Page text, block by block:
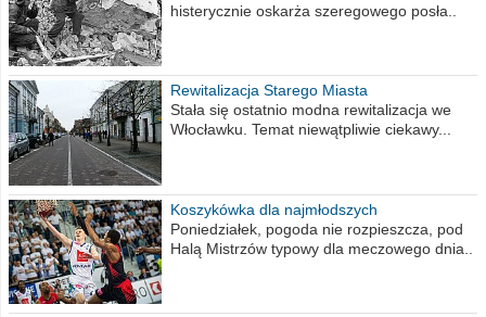
histerycznie oskarża szeregowego posła..
Rewitalizacja Starego Miasta
Stała się ostatnio modna rewitalizacja we
Włocławku. Temat niewątpliwie ciekawy...
Koszykówka dla najmłodszych
Poniedziałek, pogoda nie rozpieszcza, pod
Halą Mistrzów typowy dla meczowego dnia..